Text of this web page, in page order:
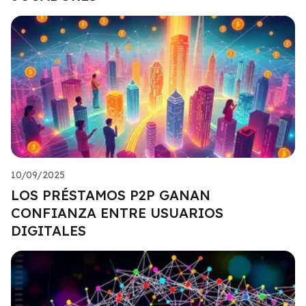
10/09/2025
LOS PRÉSTAMOS P2P GANAN
CONFIANZA ENTRE USUARIOS
DIGITALES